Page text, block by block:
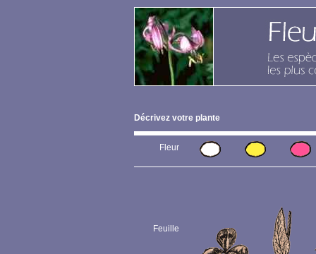
Décrivez votre plante
Fleur
Feuille